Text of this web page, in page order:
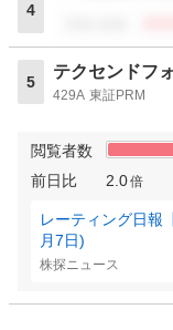
4
5
テクセンドフ
429A 東証PRM
閲覧者数
前日比
2.0倍
レーティング日
月7日)
株探ニュース